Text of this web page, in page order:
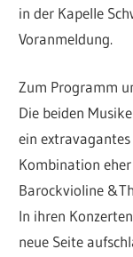
in der Kapelle
Voranmeldung.
Zum Programm
Die beiden
ein
Kombination
Barockvioline
In ihren
neue Seite